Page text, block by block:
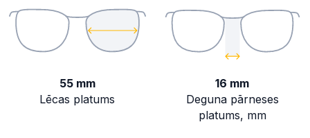
55 mm
Lēcas platums
16 mm
Deguna pārneses
platums, mm